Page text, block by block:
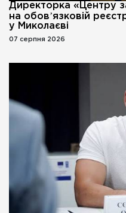
Директорка «Центру
на обовʼязковій
у Миколаєві
07 серпня 2026